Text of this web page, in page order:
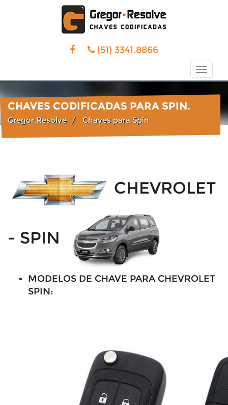
(51) 3341.8866
Toggle
CHAVES CODIFICADAS PARA SPIN.
Gregor Resolve Chaves para Spin
CHEVROLET
- SPIN
MODELOS DE CHAVE PARA CHEVROLET
SPIN: